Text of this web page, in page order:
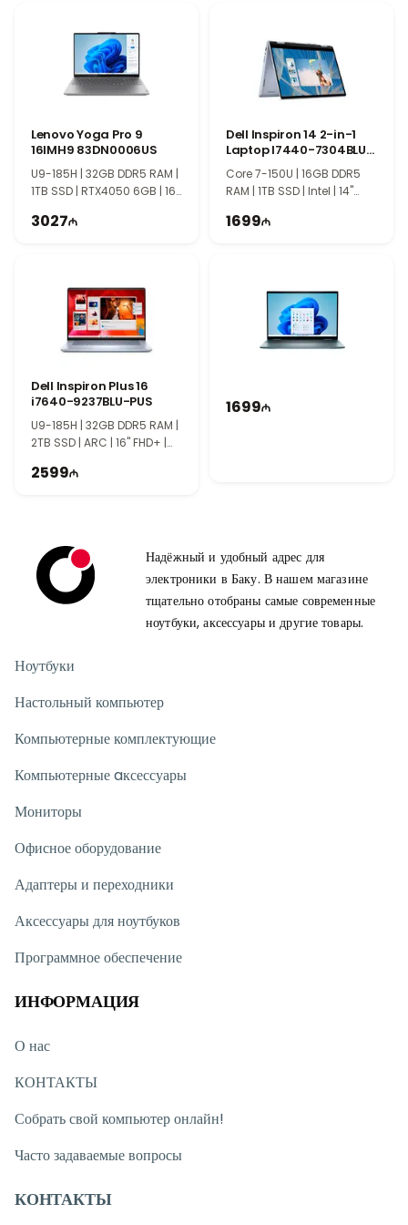
Серия HP EliteBook отличается премиальным качеством
сборки, строгим дизайном и высокой надёжностью. Эта
модель идеально подходит для бизнеса, корпоративной среды
и профессионального использования, обеспечивая
Lenovo Yoga Pro 9
16IMH9 83DN0006US
U9-185H | 32GB DDR5 RAM |
1TB SSD | RTX4050 6GB | 16″
3027
Dell Inspiron 14 2-in-1
Laptop I7440-7304BLU-
PUS
Core 7-150U | 16GB DDR5
RAM | 1TB SSD | Intel | 14"
1699
Dell Inspiron Plus 16
i7640-9237BLU-PUS
U9-185H | 32GB DDR5 RAM |
2TB SSD | ARC | 16" FHD+ |
2599
1699
Надёжный и удобный адрес для
электроники в Баку. В нашем магазине
тщательно отобраны самые современные
ноутбуки, аксессуары и другие товары.
Ноутбуки
Настольный компьютер
Компьютерные комплектующие
Компьютерные aксессуары
Мониторы
Офисное оборудование
Адаптеры и переходники
Аксессуары для ноутбуков
Программное обеспечение
ИНФОРМАЦИЯ
О нас
КОНТАКТЫ
Собрать свой компьютер онлайн!
Часто задаваемые вопросы
КОНТАКТЫ